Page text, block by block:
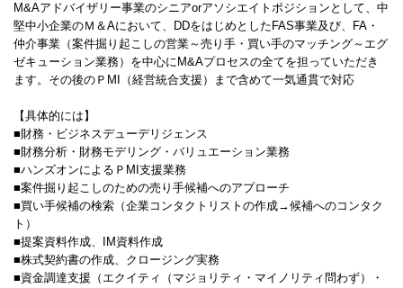
M&Aアドバイザリー事業のシニアorアソシエイトポジションとして、中
堅中小企業のＭ＆Aにおいて、DDをはじめとしたFAS事業及び、FA・
仲介事業（案件掘り起こしの営業～売り手・買い手のマッチング～エグ
ゼキューション業務）を中心にM&Aプロセスの全てを担っていただき
ます。その後のＰMI（経営統合支援）まで含めて一気通貫で対応
【具体的には】
■財務・ビジネスデューデリジェンス
■財務分析・財務モデリング・バリュエーション業務
■ハンズオンによるＰMI支援業務
■案件掘り起こしのための売り手候補へのアプローチ
■買い手候補の検索（企業コンタクトリストの作成→候補へのコンタク
ト）
■提案資料作成、IM資料作成
■株式契約書の作成、クロージング実務
■資金調達支援（エクイティ（マジョリティ・マイノリティ問わず）・